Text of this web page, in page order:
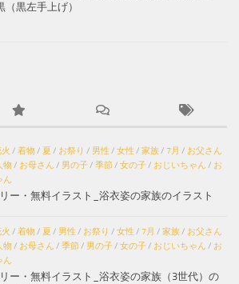
（黒左手上げ）
/ 着物/ 夏 / お祭り / 男性 / 女性 / 家族/ 7月 / お父さん
物/ お母さん / 男の子/ 季節/ 女の子/ おじいちゃん / お
ん
ー・無料イラスト_浴衣姿の家族のイラスト
/ 着物/ 夏 / 男性 / お祭り / 女性 / 7月 / 家族/ お父さん
物/ お母さん / 季節/ 男の子/ 女の子/ おじいちゃん / お
ん
ー・無料イラスト_浴衣姿の家族（3世代）の